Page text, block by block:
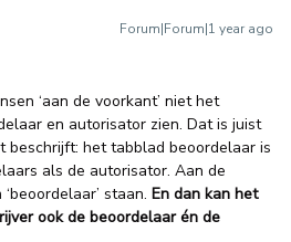
Forum|Forum|1 year ago
‘aan de voorkant’ niet het
en autorisator zien. Dat is juist
beschrijft: het tabblad beoordelaar is
als de autorisator. Aan de
staan. En dan kan het
ook de beoordelaar én de